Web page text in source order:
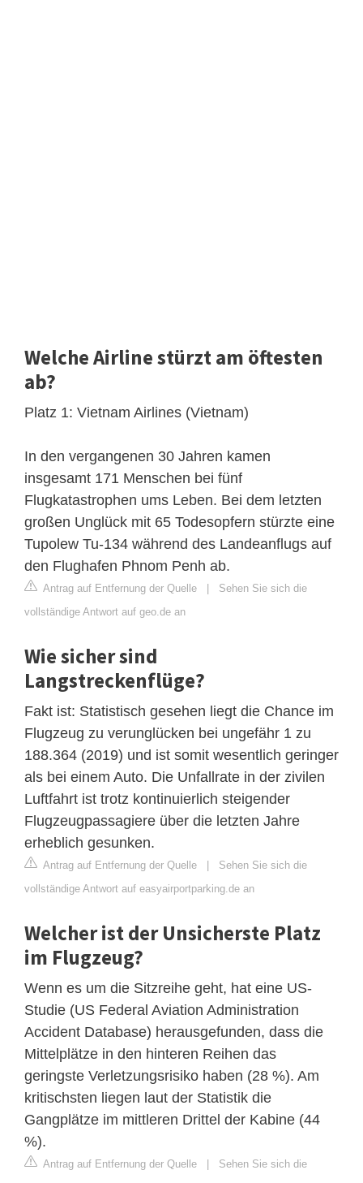
Welche Airline stürzt am öftesten
ab?
Platz 1: Vietnam Airlines (Vietnam)
In den vergangenen 30 Jahren kamen
insgesamt 171 Menschen bei fünf
Flugkatastrophen ums Leben. Bei dem letzten
großen Unglück mit 65 Todesopfern stürzte eine
Tupolew Tu-134 während des Landeanflugs auf
den Flughafen Phnom Penh ab.
Antrag auf Entfernung der Quelle | Sehen Sie sich die
vollständige Antwort auf geo.de an
Wie sicher sind
Langstreckenflüge?
Fakt ist: Statistisch gesehen liegt die Chance im
Flugzeug zu verunglücken bei ungefähr 1 zu
188.364 (2019) und ist somit wesentlich geringer
als bei einem Auto. Die Unfallrate in der zivilen
Luftfahrt ist trotz kontinuierlich steigender
Flugzeugpassagiere über die letzten Jahre
erheblich gesunken.
Antrag auf Entfernung der Quelle | Sehen Sie sich die
vollständige Antwort auf easyairportparking.de an
Welcher ist der Unsicherste Platz
im Flugzeug?
Wenn es um die Sitzreihe geht, hat eine US-
Studie (US Federal Aviation Administration
Accident Database) herausgefunden, dass die
Mittelplätze in den hinteren Reihen das
geringste Verletzungsrisiko haben (28 %). Am
kritischsten liegen laut der Statistik die
Gangplätze im mittleren Drittel der Kabine (44
%).
Antrag auf Entfernung der Quelle | Sehen Sie sich die